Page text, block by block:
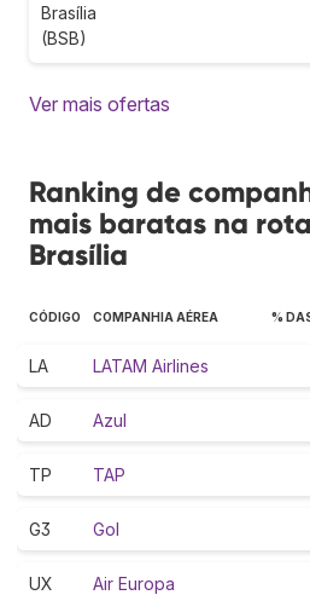
Brasília
(BSB)
Ver mais ofertas
Ranking de
mais baratas na
Brasília
CÓDIGO COMPANHIA AÉREA %
LA LATAM Airlines
AD Azul
TP TAP
G3 Gol
UX Air Europa